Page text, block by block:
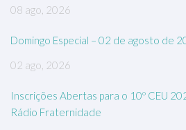
08 ago, 2026
Domingo Especial – 02 de agosto de
02 ago, 2026
Inscrições Abertas para o 10º CEU
Rádio Fraternidade